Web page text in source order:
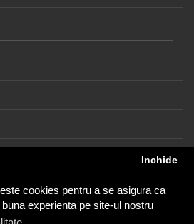
cookies pentru a se asigura ca
experienta pe site-ul nostru
Inchide